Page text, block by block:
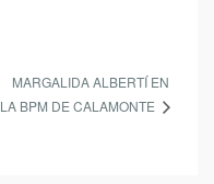
MARGALIDA ALBERTÍ EN
LA BPM DE CALAMONTE